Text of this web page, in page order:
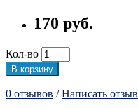
170 руб.
Кол-во
В корзину
0 отзывов /Написать отзыв